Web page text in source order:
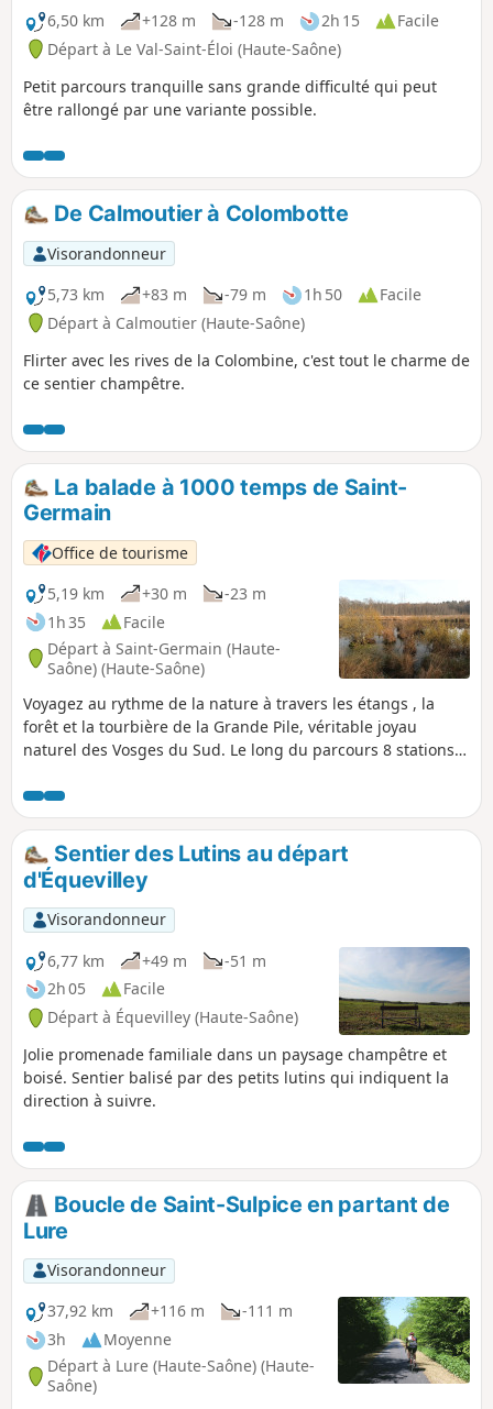
bois la multitude d’habitats et les variétés étonnantes parmi
les fleurs, les grenouilles, les mousses et les champignons.
6,50 km
+128 m -128 m 2h 15
Facile
Départ à Le Val-Saint-Éloi (Haute-Saône)
Petit parcours tranquille sans grande difficulté qui peut
être rallongé par une variante possible.
De Calmoutier à Colombotte
Visorandonneur
5,73 km
+83 m -79 m 1h 50
Facile
Départ à Calmoutier (Haute-Saône)
Flirter avec les rives de la Colombine, c'est tout le charme de
ce sentier champêtre.
La balade à 1000 temps de Saint-
Germain
Office de tourisme
5,19 km
+30 m
-23 m
1h 35
Facile
Départ à Saint-Germain (Haute-
Saône) (Haute-Saône)
Voyagez au rythme de la nature à travers les étangs , la
forêt et la tourbière de la Grande Pile, véritable joyau
naturel des Vosges du Sud. Le long du parcours 8 stations
merveilles de la Réserve Naturelle Régionale de la
Tourbière de la Grand Pile.
Sentier des Lutins au départ
d'Équevilley
Visorandonneur
6,77 km
+49 m
-51 m
2h 05
Facile
Départ à Équevilley (Haute-Saône)
Jolie promenade familiale dans un paysage champêtre et
boisé. Sentier balisé par des petits lutins qui indiquent la
direction à suivre.
Boucle de Saint-Sulpice en partant de
Lure
Visorandonneur
37,92 km
+116 m
-111 m
3h
Moyenne
Départ à Lure (Haute-Saône) (Haute-
Saône)